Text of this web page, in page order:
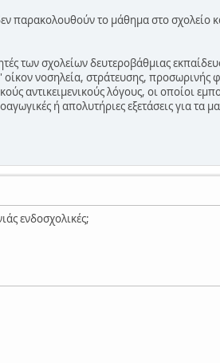
παρακολουθούν το μάθημα στο σχολείο
σχολείων δευτεροβάθμιας
νοσηλεία, στράτευσης, προσωρινής
αντικειμενικούς λόγους, οι οποίοι
ή απολυτήριες εξετάσεις για τα
ενδοσχολικές;